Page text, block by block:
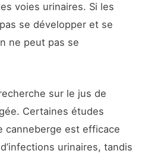
voies urinaires. Si les
se développer et se
ne peut pas se
sur le jus de
Certaines études
canneberge est efficace
urinaires, tandis